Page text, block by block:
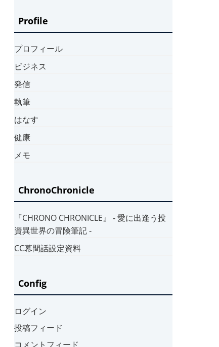
Profile
プロフィール
ビジネス
発信
執筆
はなす
健康
メモ
ChronoChronicle
『CHRONO CHRONICLE』 ‐ 愛に出逢う投
資異世界の冒険筆記 ‐
CC幕間話設定資料
Config
ログイン
投稿フィード
コメントフィード